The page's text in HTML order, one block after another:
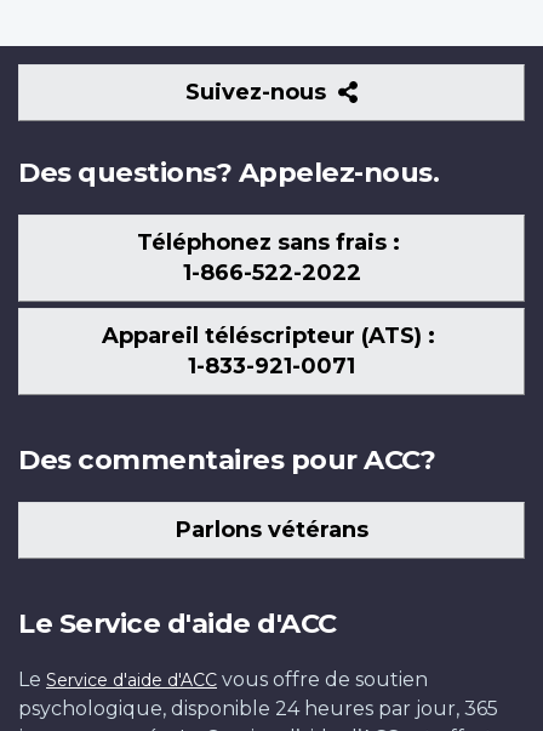
Suivez-nous
Suivez-
nous
Des questions? Appelez-nous.
Téléphonez sans frais :
1-866-522-2022
Appareil téléscripteur (ATS) :
1-833-921-0071
Des commentaires pour ACC?
Parlons vétérans
Le Service d'aide d'ACC
Le Service d'aide d'ACC vous offre de soutien
psychologique, disponible 24 heures par jour, 365